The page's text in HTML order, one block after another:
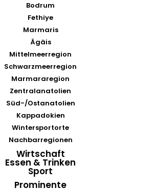
Bodrum
Fethiye
Marmaris
Ägäis
Mittelmeerregion
Schwarzmeerregion
Marmararegion
Zentralanatolien
Süd-/Ostanatolien
Kappadokien
Wintersportorte
Nachbarregionen
Wirtschaft
Essen & Trinken
Sport
Prominente